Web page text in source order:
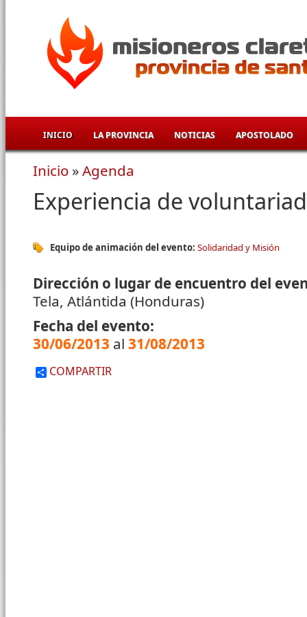
INICIO LA PROVINCIA NOTICIAS APOSTOLADO
Se encuentra usted aquí
Inicio »Agenda
Experiencia de
Equipo de animación del evento: Solidaridad y Misión
Dirección o lugar de encuentro del
Tela, Atlántida (Honduras)
Fecha del evento:
30/06/2013 al 31/08/2013
COMPARTIR